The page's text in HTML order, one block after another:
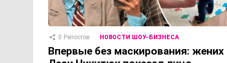
0 Репостов НОВОСТИ ШОУ-БИЗНЕСА
Впервые без маскирования: жених